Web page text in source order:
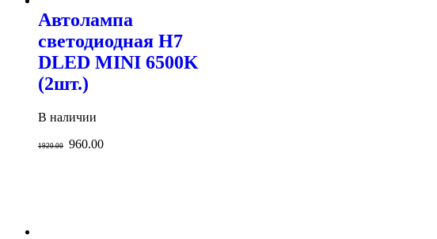
Автолампа
светодиодная H7
DLED MINI 6500K
(2шт.)
В наличии
1920.00 960.00